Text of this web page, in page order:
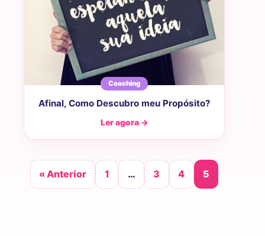
Coaching
Afinal, Como Descubro meu Propósito?
Ler agora →
« Anterior 1 … 3 4 5